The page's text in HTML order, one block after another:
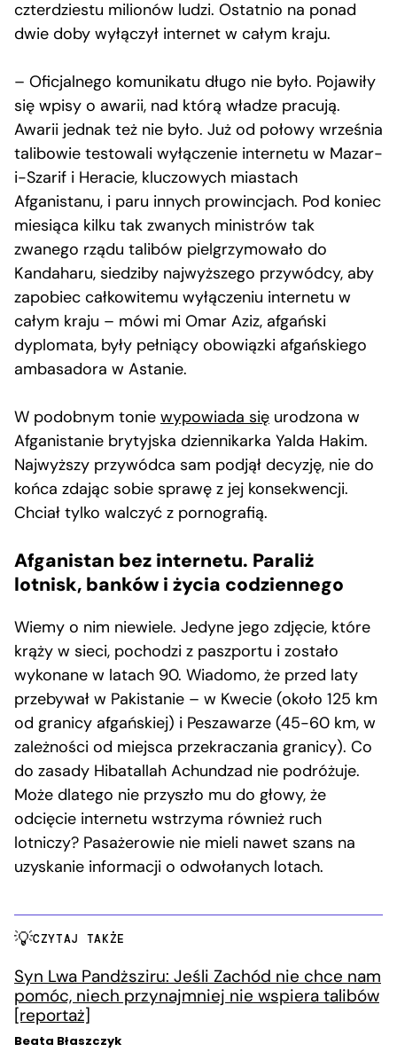
czterdziestu milionów ludzi. Ostatnio na ponad
dwie doby wyłączył internet w całym kraju.
– Oficjalnego komunikatu długo nie było. Pojawiły
się wpisy o awarii, nad którą władze pracują.
Awarii jednak też nie było. Już od połowy września
talibowie testowali wyłączenie internetu w Mazar-
i-Szarif i Heracie, kluczowych miastach
Afganistanu, i paru innych prowincjach. Pod koniec
miesiąca kilku tak zwanych ministrów tak
zwanego rządu talibów pielgrzymowało do
Kandaharu, siedziby najwyższego przywódcy, aby
zapobiec całkowitemu wyłączeniu internetu w
całym kraju – mówi mi Omar Aziz, afgański
dyplomata, były pełniący obowiązki afgańskiego
ambasadora w Astanie.
W podobnym tonie wypowiada się urodzona w
Afganistanie brytyjska dziennikarka Yalda Hakim.
Najwyższy przywódca sam podjął decyzję, nie do
końca zdając sobie sprawę z jej konsekwencji.
Chciał tylko walczyć z pornografią.
Afganistan bez internetu. Paraliż
lotnisk, banków i życia codziennego
Wiemy o nim niewiele. Jedyne jego zdjęcie, które
krąży w sieci, pochodzi z paszportu i zostało
wykonane w latach 90. Wiadomo, że przed laty
przebywał w Pakistanie – w Kwecie (około 125 km
od granicy afgańskiej) i Peszawarze (45-60 km, w
zależności od miejsca przekraczania granicy). Co
do zasady Hibatallah Achundzad nie podróżuje.
Może dlatego nie przyszło mu do głowy, że
odcięcie internetu wstrzyma również ruch
lotniczy? Pasażerowie nie mieli nawet szans na
uzyskanie informacji o odwołanych lotach.
CZYTAJ TAKŻE
Syn Lwa Pandższiru: Jeśli Zachód nie chce nam
pomóc, niech przynajmniej nie wspiera talibów
[reportaż]
Beata Błaszczyk